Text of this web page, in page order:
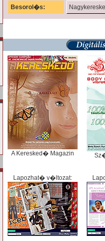
Besorol�s:
A Keresked� Magazin
Lapozhat� v�ltozat: